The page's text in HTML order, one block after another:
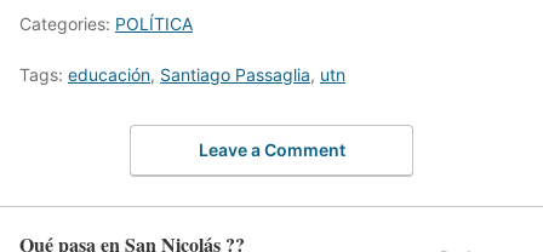
Categories: POLÍTICA
Tags: educación, Santiago Passaglia, utn
Leave a Comment
Qué pasa en San Nicolás ??